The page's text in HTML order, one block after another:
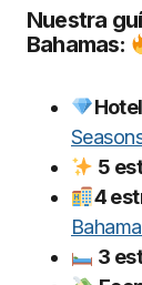
Nuestra
Bahamas:
5
4
3